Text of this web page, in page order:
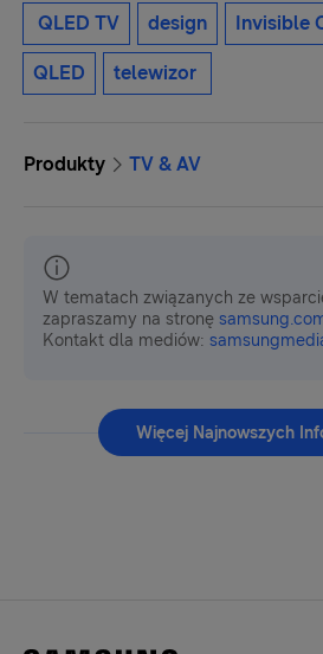
QLED TV design Invisible
QLED telewizor
Produkty TV & AV
W tematach związanych ze
zapraszamy na stronę
Kontakt dla mediów:
Więcej Najnowszych